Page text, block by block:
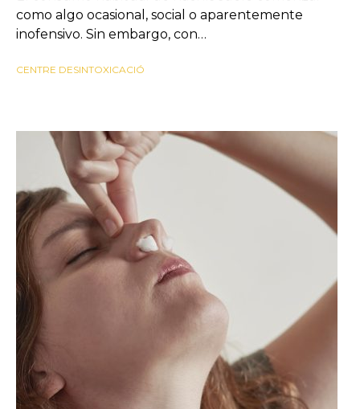
como algo ocasional, social o aparentemente
inofensivo. Sin embargo, con…
CENTRE DESINTOXICACIÓ